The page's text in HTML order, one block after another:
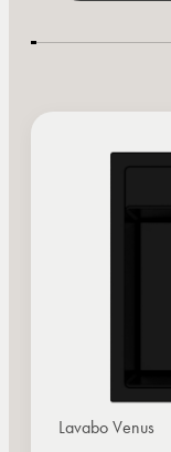
Lavabo Venus